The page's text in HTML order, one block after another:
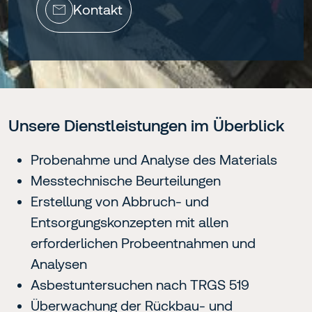
Kontakt
Unsere Dienstleistungen im Überblick
Probenahme und Analyse des Materials
Messtechnische Beurteilungen
Erstellung von Abbruch- und
Entsorgungskonzepten mit allen
erforderlichen Probeentnahmen und
Analysen
Asbestuntersuchen nach TRGS 519
Überwachung der Rückbau- und